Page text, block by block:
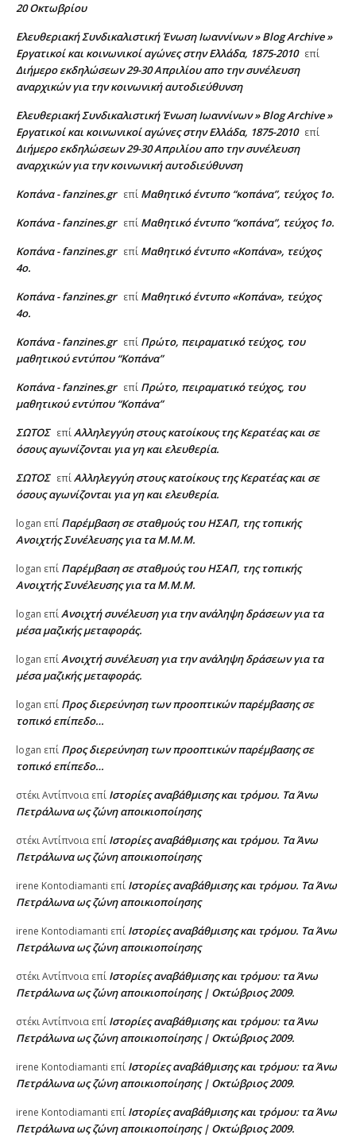
20 Οκτωβρίου
Ελευθεριακή Συνδικαλιστική Ένωση Ιωαννίνων » Blog Archive »
Εργατικοί και κοινωνικοί αγώνες στην Ελλάδα, 1875-2010 επί
Διήμερο εκδηλώσεων 29-30 Απριλίου απο την συνέλευση
αναρχικών για την κοινωνική αυτοδιεύθυνση
Ελευθεριακή Συνδικαλιστική Ένωση Ιωαννίνων » Blog Archive »
Εργατικοί και κοινωνικοί αγώνες στην Ελλάδα, 1875-2010 επί
Διήμερο εκδηλώσεων 29-30 Απριλίου απο την συνέλευση
αναρχικών για την κοινωνική αυτοδιεύθυνση
Κοπάνα - fanzines.gr επί Μαθητικό έντυπο “κοπάνα”, τεύχος 1ο.
Κοπάνα - fanzines.gr επί Μαθητικό έντυπο “κοπάνα”, τεύχος 1ο.
Κοπάνα - fanzines.gr επί Μαθητικό έντυπο «Κοπάνα», τεύχος
4ο.
Κοπάνα - fanzines.gr επί Μαθητικό έντυπο «Κοπάνα», τεύχος
4ο.
Κοπάνα - fanzines.gr επί Πρώτο, πειραματικό τεύχος, του
μαθητικού εντύπου “Κοπάνα”
Κοπάνα - fanzines.gr επί Πρώτο, πειραματικό τεύχος, του
μαθητικού εντύπου “Κοπάνα”
ΣΩΤΟΣ επίΑλληλεγγύη στους κατοίκους της Κερατέας και σε
όσους αγωνίζονται για γη και ελευθερία.
ΣΩΤΟΣ επίΑλληλεγγύη στους κατοίκους της Κερατέας και σε
όσους αγωνίζονται για γη και ελευθερία.
logan επί Παρέμβαση σε σταθμούς του ΗΣΑΠ, της τοπικής
Ανοιχτής Συνέλευσης για τα Μ.Μ.Μ.
logan επί Παρέμβαση σε σταθμούς του ΗΣΑΠ, της τοπικής
Ανοιχτής Συνέλευσης για τα Μ.Μ.Μ.
logan επίΑνοιχτή συνέλευση για την ανάληψη δράσεων για τα
μέσα μαζικής μεταφοράς.
logan επίΑνοιχτή συνέλευση για την ανάληψη δράσεων για τα
μέσα μαζικής μεταφοράς.
logan επί Προς διερεύνηση των προοπτικών παρέμβασης σε
τοπικό επίπεδο…
logan επί Προς διερεύνηση των προοπτικών παρέμβασης σε
τοπικό επίπεδο…
στέκι Αντίπνοια επί Ιστορίες αναβάθμισης και τρόμου. Τα Άνω
Πετράλωνα ως ζώνη αποικιοποίησης
στέκι Αντίπνοια επί Ιστορίες αναβάθμισης και τρόμου. Τα Άνω
Πετράλωνα ως ζώνη αποικιοποίησης
irene Kontodiamanti επί Ιστορίες αναβάθμισης και τρόμου. Τα Άνω
Πετράλωνα ως ζώνη αποικιοποίησης
irene Kontodiamanti επί Ιστορίες αναβάθμισης και τρόμου. Τα Άνω
Πετράλωνα ως ζώνη αποικιοποίησης
στέκι Αντίπνοια επί Ιστορίες αναβάθμισης και τρόμου: τα Άνω
Πετράλωνα ως ζώνη αποικιοποίησης | Οκτώβριος 2009.
στέκι Αντίπνοια επί Ιστορίες αναβάθμισης και τρόμου: τα Άνω
Πετράλωνα ως ζώνη αποικιοποίησης | Οκτώβριος 2009.
irene Kontodiamanti επί Ιστορίες αναβάθμισης και τρόμου: τα Άνω
Πετράλωνα ως ζώνη αποικιοποίησης | Οκτώβριος 2009.
irene Kontodiamanti επί Ιστορίες αναβάθμισης και τρόμου: τα Άνω
Πετράλωνα ως ζώνη αποικιοποίησης | Οκτώβριος 2009.